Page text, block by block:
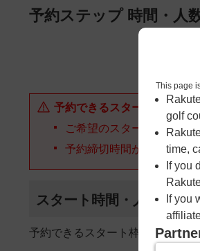
ページの本文へ
予約ステップ 時間・人
予約できるスタート枠があ
ご希望のスタート時間の
予約締切時間が過ぎてし
スタート時間・人数指定
予約できるスタート枠がありませ
This page
golf
time,
If you
If you